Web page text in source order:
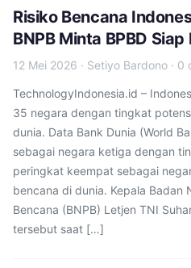
Risiko Bencana
BNPB Minta BPBD
12 Mei 2026 · Setiyo Bardono · 0
TechnologyIndonesia.id –
35 negara dengan tingkat
dunia. Data Bank Dunia (World
sebagai negara ketiga dengan
peringkat keempat sebagai
bencana di dunia. Kepala Badan
Bencana (BNPB) Letjen TNI
tersebut saat […]